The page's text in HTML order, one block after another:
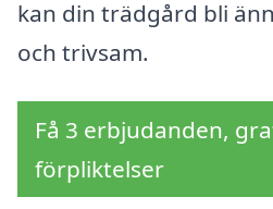
kan din trädgård bli
och trivsam.
Få 3 erbjudanden,
förpliktelser